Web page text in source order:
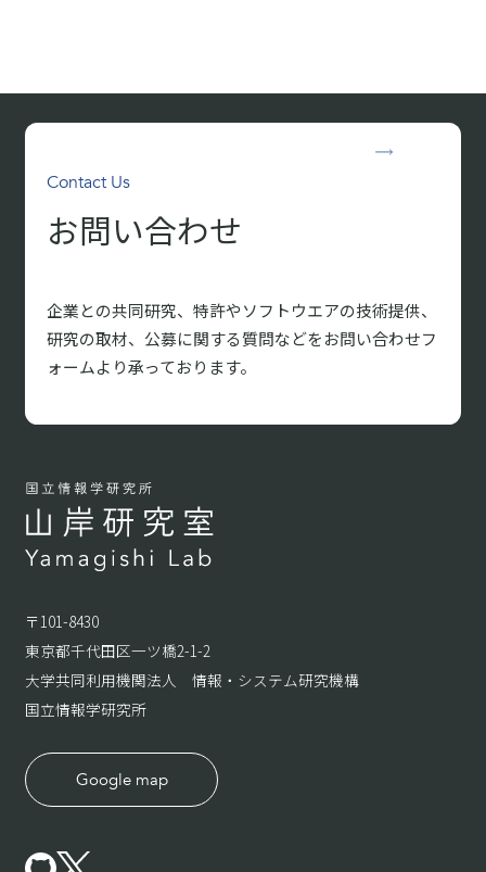
Contact Us
お問い合わせ
企業との共同研究、特許やソフトウエアの技術提供、
研究の取材、 公募に関する質問などをお問い合わせフ
ォームより承っております。
〒101-8430
東京都千代田区一ツ橋2-1-2
大学共同利用機関法人 情報・システム研究機構
国立情報学研究所
Google map